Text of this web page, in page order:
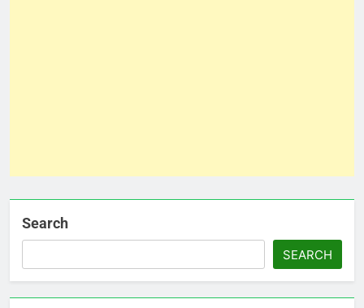
Search
SEARCH